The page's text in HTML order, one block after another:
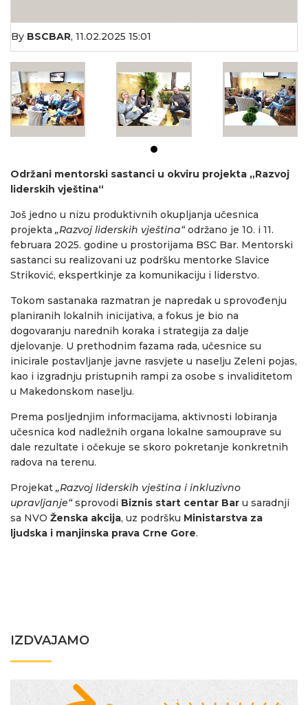
By BSCBAR, 11.02.2025 15:01
Održani mentorski sastanci u okviru projekta „Razvoj
liderskih vještina“
Još jedno u nizu produktivnih okupljanja učesnica
projekta „Razvoj liderskih vještina“održano je 10. i 11.
februara 2025. godine u prostorijama BSC Bar. Mentorski
sastanci su realizovani uz podršku mentorke Slavice
Striković, ekspertkinje za komunikaciju i liderstvo.
Tokom sastanaka razmatran je napredak u sprovođenju
planiranih lokalnih inicijativa, a fokus je bio na
dogovaranju narednih koraka i strategija za dalje
djelovanje. U prethodnim fazama rada, učesnice su
inicirale postavljanje javne rasvjete u naselju Zeleni pojas,
kao i izgradnju pristupnih rampi za osobe s invaliditetom
u Makedonskom naselju.
Prema posljednjim informacijama, aktivnosti lobiranja
učesnica kod nadležnih organa lokalne samouprave su
dale rezultate i očekuje se skoro pokretanje konkretnih
radova na terenu.
Projekat „Razvoj liderskih vještina i inkluzivno
upravljanje“sprovodi Biznis start centar Bar u saradnji
sa NVO Ženska akcija, uz podršku Ministarstva za
ljudska i manjinska prava Crne Gore.
IZDVAJAMO